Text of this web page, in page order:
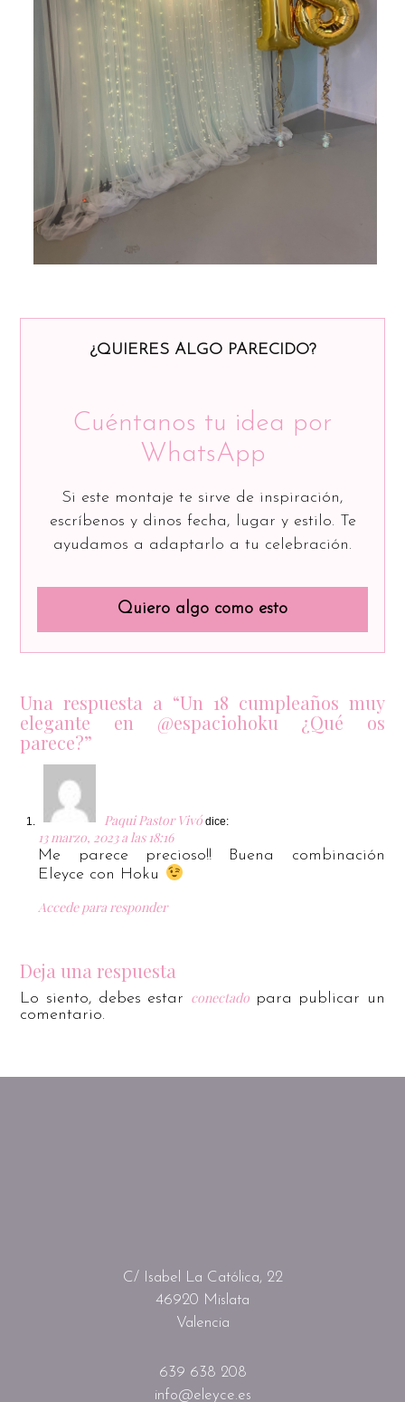
¿QUIERES ALGO PARECIDO?
Cuéntanos tu idea por
WhatsApp
Si este montaje te sirve de inspiración,
escríbenos y dinos fecha, lugar y estilo. Te
ayudamos a adaptarlo a tu celebración.
Quiero algo como esto
Una respuesta a “Un 18 cumpleaños muy
elegante en @espaciohoku ¿Qué os
parece?”
Paqui Pastor Vivó dice:
13 marzo, 2023 a las 18:16
Me parece precioso!! Buena combinación
Eleyce con Hoku
Accede para responder
Deja una respuesta
Lo siento, debes estar conectadopara publicar un
comentario.
C/ Isabel La Católica, 22
46920 Mislata
Valencia
639 638 208
info@eleyce.es